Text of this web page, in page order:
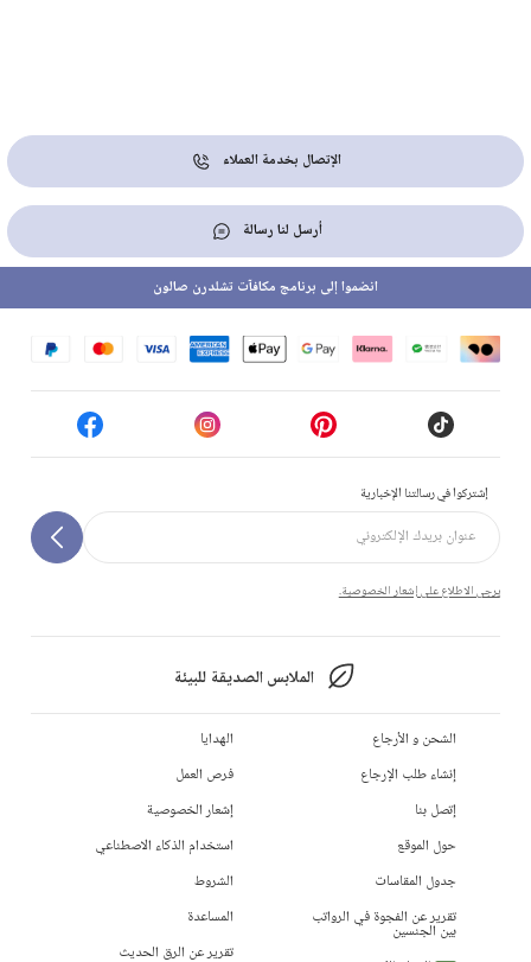
الإتصال بخدمة العملاء
أرسل لنا رسالة
إشتركوا في رسالتنا الإخبارية
يرجى الاطلاع على إشعار الخصوصية.
الملابس الصديقة للبيئة
انضموا إلى برنامج مكافآت تشلدرن صالون
الشحن و الأرجاع
إنشاء طلب الإرجاع
إتصل بنا
حول الموقع
جدول المقاسات
تقرير عن الفجوة في الرواتب
بين الجنسين
الهدايا
فرص العمل
إشعار الخصوصية
استخدام الذكاء الاصطناعي
الشروط
المساعدة
تقرير عن الرق الحديث